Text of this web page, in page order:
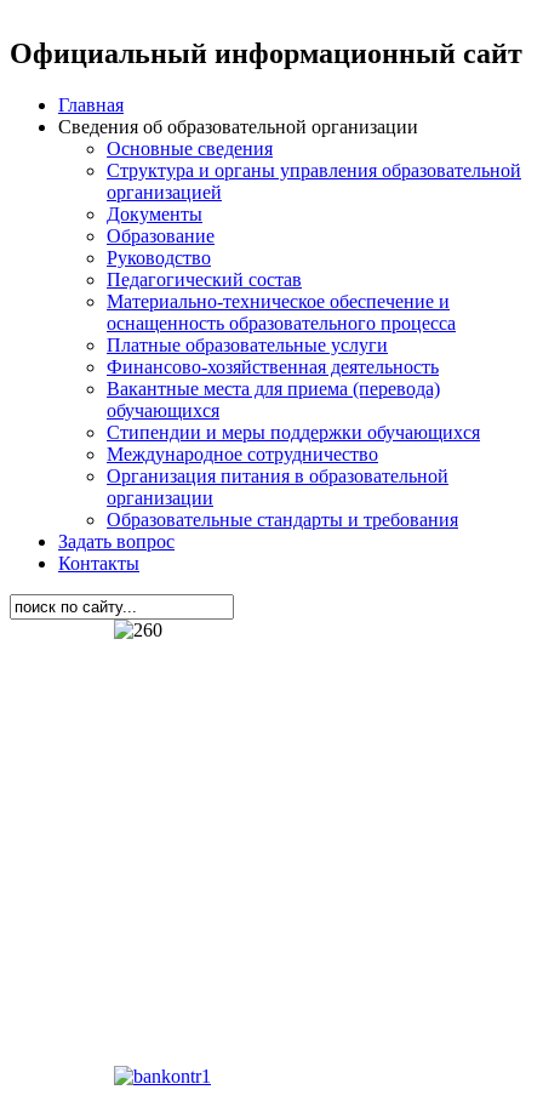
Официальный информационный сайт
Главная
Сведения об образовательной организации
Основные сведения
Структура и органы управления образовательной
организацией
Документы
Образование
Руководство
Педагогический состав
Материально-техническое обеспечение и
оснащенность образовательного процесса
Платные образовательные услуги
Финансово-хозяйственная деятельность
Вакантные места для приема (перевода)
обучающихся
Стипендии и меры поддержки обучающихся
Международное сотрудничество
Организация питания в образовательной
организации
Образовательные стандарты и требования
Задать вопрос
Контакты